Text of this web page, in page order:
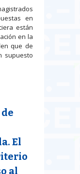
en
están
en la
que de
supuesto
El
al